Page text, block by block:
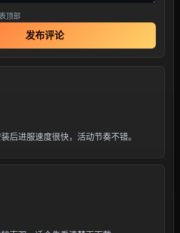
顶部
发布评论
后进服速度很快，活动节奏不错。